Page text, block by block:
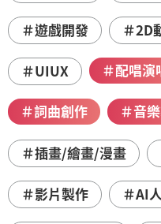
＃遊戲開發 ＃2D
＃UIUX ＃配唱演
＃詞曲創作 ＃音
＃插畫/繪畫/漫畫
＃影片製作 ＃AI